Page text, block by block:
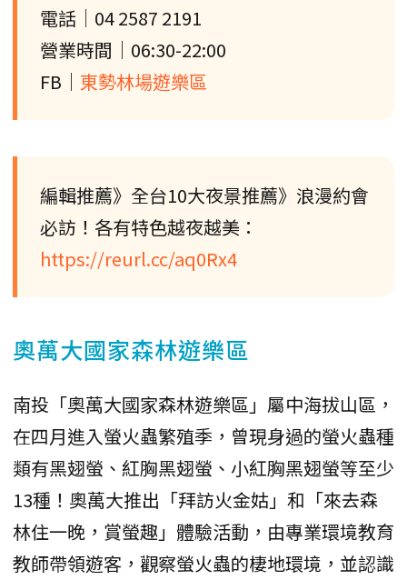
電話｜04 2587 2191
營業時間｜06:30-22:00
FB｜ 東勢林場遊樂區
編輯推薦》全台10大夜景推薦》浪漫約會
必訪！各有特色越夜越美：
https://reurl.cc/aq0Rx4
奧萬大國家森林遊樂區
南投「奧萬大國家森林遊樂區」屬中海拔山區，
在四月進入螢火蟲繁殖季，曾現身過的螢火蟲種
類有黑翅螢、紅胸黑翅螢、小紅胸黑翅螢等至少
13種！奧萬大推出「拜訪火金姑」和「來去森
林住一晚，賞螢趣」體驗活動，由專業環境教育
教師帶領遊客，觀察螢火蟲的棲地環境，並認識